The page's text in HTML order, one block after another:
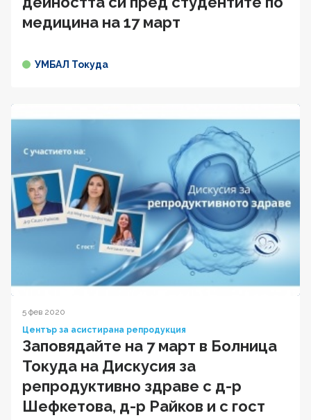
медицина на 17 март
УМБАЛ Токуда
5 фев 2020
Център за асистирана репродукция
Заповядайте на 7 март в Болница
Токуда на Дискусия за
репродуктивно здраве с д-р
Шефкетова, д-р Райков и с гост